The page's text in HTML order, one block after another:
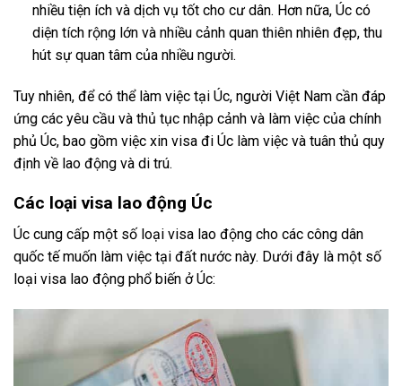
nhiều tiện ích và dịch vụ tốt cho cư dân. Hơn nữa, Úc có
diện tích rộng lớn và nhiều cảnh quan thiên nhiên đẹp, thu
hút sự quan tâm của nhiều người.
Tuy nhiên, để có thể làm việc tại Úc, người Việt Nam cần đáp
ứng các yêu cầu và thủ tục nhập cảnh và làm việc của chính
phủ Úc, bao gồm việc xin visa đi Úc làm việc và tuân thủ quy
định về lao động và di trú.
Các loại visa lao động Úc
Úc cung cấp một số loại visa lao động cho các công dân
quốc tế muốn làm việc tại đất nước này. Dưới đây là một số
loại visa lao động phổ biến ở Úc: